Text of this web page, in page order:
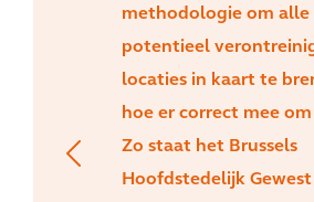
methodologie om alle
potentieel
locaties in kaart te
hoe er correct mee
Zo staat het Brussels
Hoofdstedelijk